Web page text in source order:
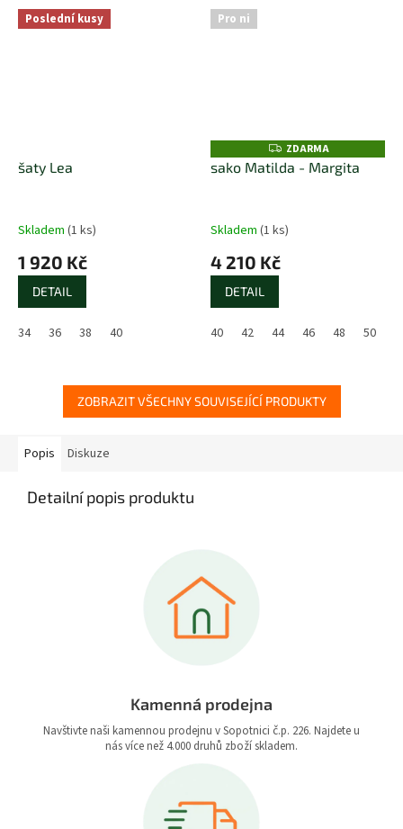
Poslední kusy
šaty Lea
Skladem (1 ks)
1 920 Kč
DETAIL
34 36 38 40
Pro ni
Z
D
A
ZDARMA
sako Matilda - Margita
Skladem (1 ks)
4 210 Kč
DETAIL
40 42 44 46 48 50
ZOBRAZIT VŠECHNY SOUVISEJÍCÍ PRODUKTY
Popis Diskuze
Detailní popis produktu
Kamenná prodejna
Navštivte naši kamennou prodejnu v Sopotnici č.p. 226. Najdete u
nás více než 4.000 druhů zboží skladem.